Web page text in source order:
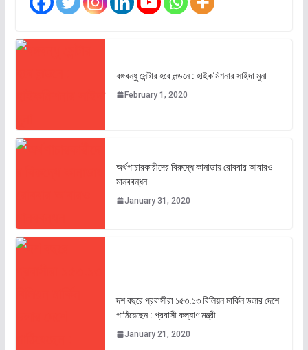
বঙ্গবন্ধু সেন্টার হবে লন্ডনে : হাইকমিশনার সাইদা মুনা
February 1, 2020
অর্থপাচারকারীদের বিরুদ্ধে কানাডায় রোববার আবারও
মানববন্ধন
January 31, 2020
দশ বছরে প্রবাসীরা ১৫৩.১৩ বিলিয়ন মার্কিন ডলার দেশে
পাঠিয়েছেন : প্রবাসী কল্যাণ মন্ত্রী
January 21, 2020